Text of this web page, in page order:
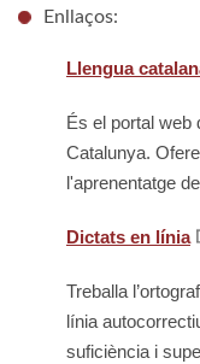
Enllaços:
Llengua
És el portal web
Catalunya.
l'aprenentatge
Dictats en línia
Treballa
línia
suficiència i